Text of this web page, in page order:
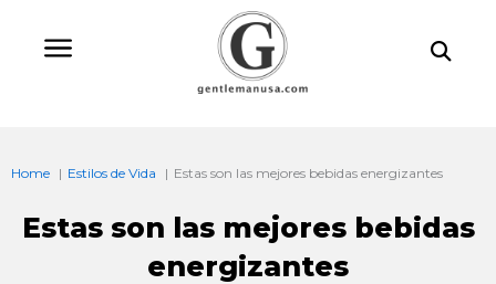
Home Estilos de Vida Estas son las mejores bebidas energizantes
Estas son las mejores bebidas
energizantes